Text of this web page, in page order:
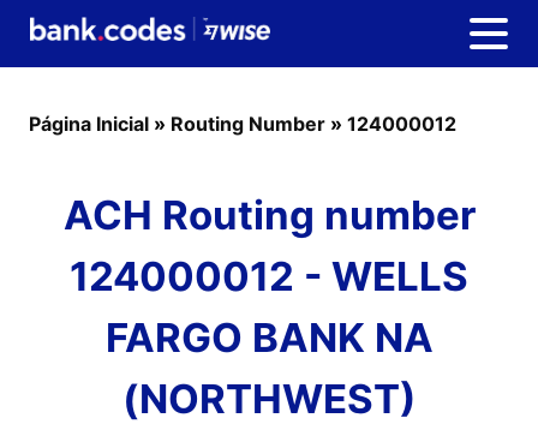
Página Inicial » Routing Number » 124000012
ACH Routing number
124000012 - WELLS
FARGO BANK NA
(NORTHWEST)